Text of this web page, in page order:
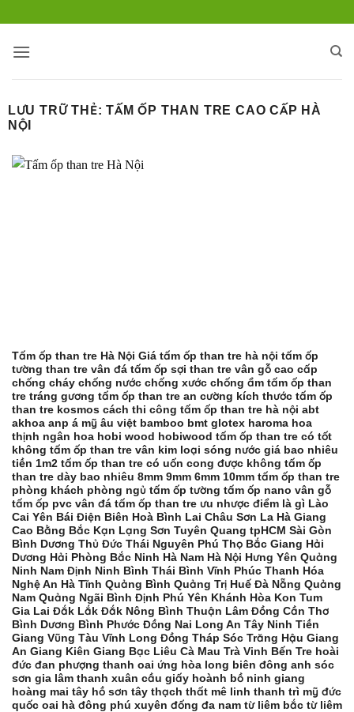
nội
LƯU TRỮ THẺ:TẤM ỐP THAN TRE CAO CẤP HÀ
NỘI
Tấm ốp than tre Hà Nội Giá tấm ốp than tre hà nội tấm ốp
tường than tre vân đá tấm ốp sợi than tre vân gỗ cao cấp
chống cháy chống nước chống xước chống ẩm tấm ốp than
tre tráng gương tấm ốp than tre an cường kích thước tấm ốp
than tre kosmos cách thi công tấm ốp than tre hà nội abt
akhoa anp á mỹ âu việt bamboo bmt glotex haroma hoa
thịnh ngân hoa hobi wood hobiwood tấm ốp than tre có tốt
không tấm ốp than tre vân kim loại sóng nước giá bao nhiêu
tiền 1m2 tấm ốp than tre có uốn cong được không tấm ốp
than tre dày bao nhiêu 8mm 9mm 6mm 10mm tấm ốp than tre
phòng khách phòng ngủ tấm ốp tường tấm ốp nano vân gỗ
tấm ốp pvc vân đá tấm ốp than tre ưu nhược điểm là gì Lào
Cai Yên Bái Điện Biên Hoà Bình Lai Châu Sơn La Hà Giang
Cao Bằng Bắc Kạn Lạng Sơn Tuyên Quang tpHCM Sài Gòn
Bình Dương Thủ Đức Thái Nguyên Phú Thọ Bắc Giang Hải
Dương Hải Phòng Bắc Ninh Hà Nam Hà Nội Hưng Yên Quảng
Ninh Nam Định Ninh Bình Thái Bình Vĩnh Phúc Thanh Hóa
Nghệ An Hà Tĩnh Quảng Bình Quảng Trị Huế Đà Nẵng Quảng
Nam Quảng Ngãi Bình Định Phú Yên Khánh Hòa Kon Tum
Gia Lai Đắk Lắk Đắk Nông Bình Thuận Lâm Đồng Cần Thơ
Bình Dương Bình Phước Đồng Nai Long An Tây Ninh Tiền
Giang Vũng Tàu Vĩnh Long Đồng Tháp Sóc Trăng Hậu Giang
An Giang Kiên Giang Bạc Liêu Cà Mau Trà Vinh Bến Tre hoài
đức đan phượng thanh oai ứng hòa long biên đông anh sóc
sơn gia lâm thanh xuân cầu giấy hoành bồ ninh giang
hoàng mai tây hồ sơn tây thạch thất mê linh thanh trì mỹ đức
quốc oai hà đông phú xuyên đống đa nam từ liêm bắc từ liêm